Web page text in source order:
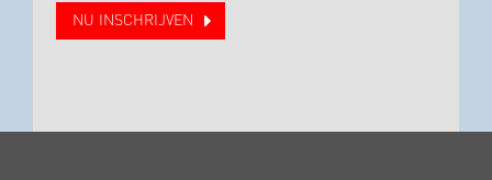
NU INSCHRIJVEN